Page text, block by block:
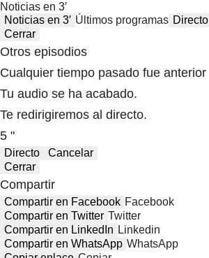
Noticias en 3′
Noticias en 3′ Últimos programas Directo
Cerrar
Otros episodios
Cualquier tiempo pasado fue anterior
Tu audio se ha acabado.
Te redirigiremos al directo.
5 "
Directo
Cancelar
Cerrar
Compartir
Compartir en Facebook Facebook
Compartir en Twitter Twitter
Compartir en LinkedIn Linkedin
Compartir en WhatsApp WhatsApp